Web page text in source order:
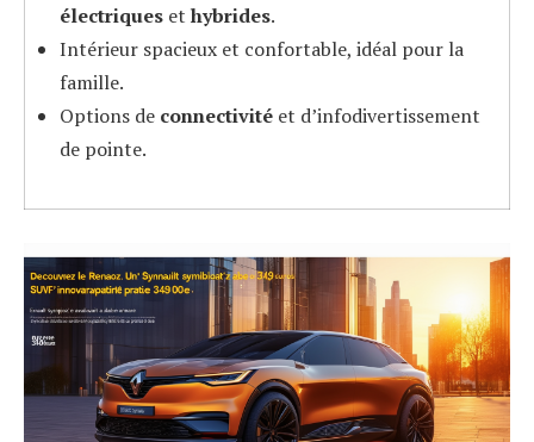
électriqueset hybrides.
Intérieur spacieux et confortable, idéal pour la
famille.
Options de connectivitéet d’infodivertissement
de pointe.